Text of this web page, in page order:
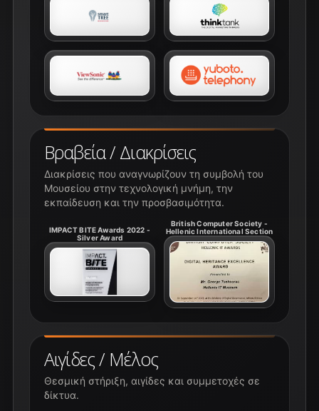
Αιγίδες / Μέλος
Θεσμική στήριξη, αιγίδες και συμμετοχές σε
δίκτυα.
Βραβεία / Διακρίσεις
Διακρίσεις που αναγνωρίζουν τη συμβολή του
Μουσείου στην τεχνολογική μνήμη, την
εκπαίδευση και την προσβασιμότητα.
IMPACT BITE Awards 2022 -
Silver Award
British Computer Society -
Hellenic International Section